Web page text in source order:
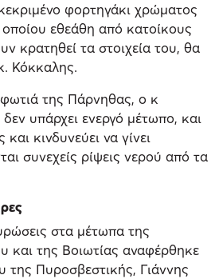
φορτηγάκι χρώματος
εθεάθη από κατοίκους
κρατηθεί τα στοιχεία του, θα
Κόκκαλης.
της Πάρνηθας, ο κ
υπάρχει ενεργό μέτωπο, και
κινδυνεύει να γίνει
συνεχείς ρίψεις νερού από τα
στα μέτωπα της
και της Βοιωτίας αναφέρθηκε
Πυροσβεστικής, Γιάννης